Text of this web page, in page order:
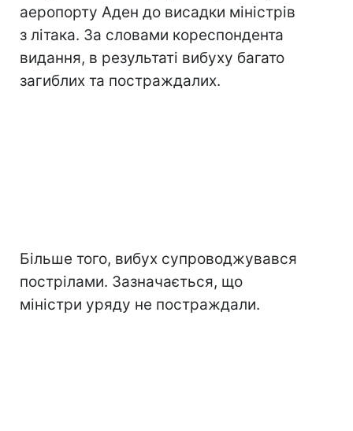
аеропорту Аден до висадки міністрів
з літака. За словами кореспондента
видання, в результаті вибуху багато
загиблих та постраждалих.
Більше того, вибух супроводжувався
пострілами. Зазначається, що
міністри уряду не постраждали.